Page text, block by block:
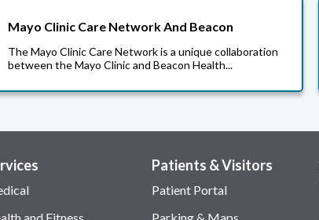
Mayo Clinic Care Network And Beacon
The Mayo Clinic Care Network is a unique collaboration
between the Mayo Clinic and Beacon Health...
Patients & Visitors
Patient Portal